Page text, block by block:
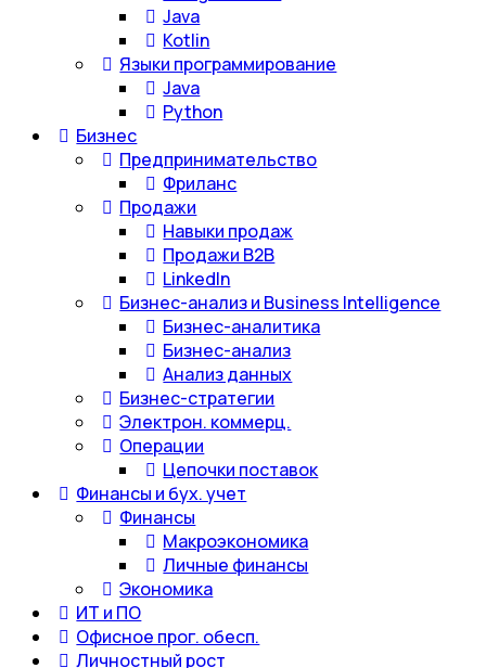
Java
Kotlin
Языки программирование
Java
Python
Бизнес
Предпринимательство
Фриланс
Продажи
Навыки продаж
Продажи B2B
LinkedIn
Бизнес-анализ и Business Intelligence
Бизнес-аналитика
Бизнес-анализ
Анализ данных
Бизнес-стратегии
Электрон. коммерц.
Операции
Цепочки поставок
Финансы и бух. учет
Финансы
Макроэкономика
Личные финансы
Экономика
ИТ и ПО
Офисное прог. обесп.
Личностный рост